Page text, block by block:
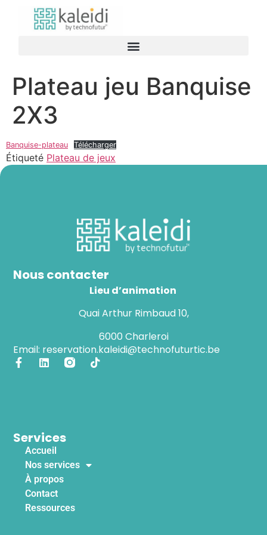
Plateau jeu Banquise
2X3
Banquise-plateau Télécharger
Étiqueté Plateau de jeux
Services
Accueil
Nos services
À propos
Contact
Ressources
Nous contacter
Lieu d’animation
Quai Arthur Rimbaud 10,
6000 Charleroi
Email: reservation.kaleidi@technofuturtic.be